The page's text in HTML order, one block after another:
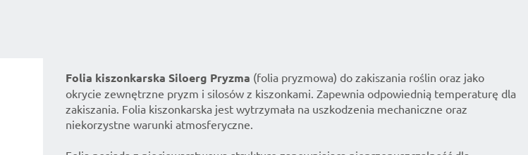
Folia kiszonkarska Siloerg Pryzma (folia pryzmowa) do zakiszania roślin oraz jako
okrycie zewnętrzne pryzm i silosów z kiszonkami. Zapewnia odpowiednią temperaturę dla
zakiszania. Folia kiszonkarska jest wytrzymała na uszkodzenia mechaniczne oraz
niekorzystne warunki atmosferyczne.